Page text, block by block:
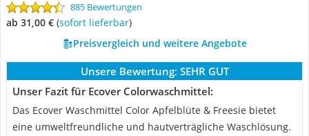
885 Bewertungen
ab 31,00 € ( Sofort lieferbar)
Preisvergleich und weitere Angebote
Unsere Bewertung: SEHR GUT
Unser Fazit für Ecover Colorwaschmittel:
Das Ecover Waschmittel Color Apfelblüte & Freesie bietet
eine umweltfreundliche und hautverträgliche Waschlösung.